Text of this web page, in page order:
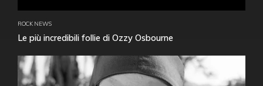
ROCK NEWS
Le più incredibili follie di Ozzy Osbourne